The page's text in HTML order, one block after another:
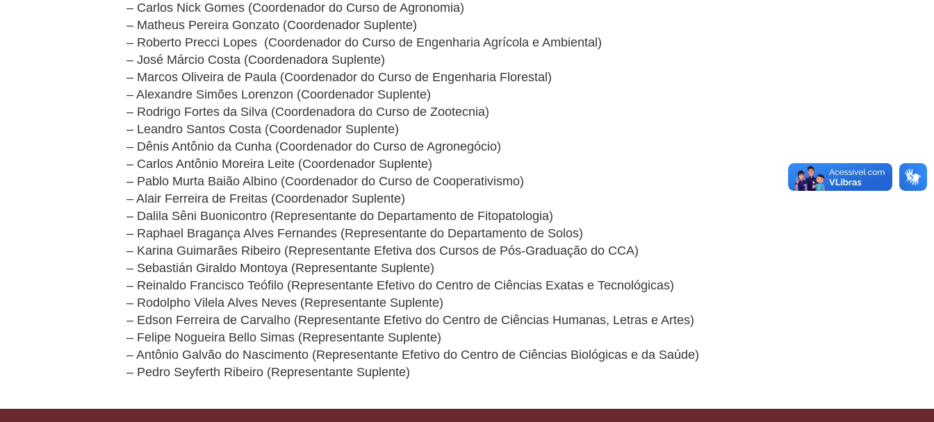
– Carlos Nick Gomes (Coordenador do Curso de Agronomia)
– Matheus Pereira Gonzato (Coordenador Suplente)
– Roberto Precci Lopes (Coordenador do Curso de Engenharia Agrícola e Ambiental)
– José Márcio Costa (Coordenadora Suplente)
– Marcos Oliveira de Paula (Coordenador do Curso de Engenharia Florestal)
– Alexandre Simões Lorenzon (Coordenador Suplente)
– Rodrigo Fortes da Silva (Coordenadora do Curso de Zootecnia)
– Leandro Santos Costa (Coordenador Suplente)
– Dênis Antônio da Cunha (Coordenador do Curso de Agronegócio)
– Carlos Antônio Moreira Leite (Coordenador Suplente)
– Pablo Murta Baião Albino (Coordenador do Curso de Cooperativismo)
– Alair Ferreira de Freitas (Coordenador Suplente)
– Dalila Sêni Buonicontro (Representante do Departamento de Fitopatologia)
– Raphael Bragança Alves Fernandes (Representante do Departamento de Solos)
– Karina Guimarães Ribeiro (Representante Efetiva dos Cursos de Pós-Graduação do CCA)
– Sebastián Giraldo Montoya (Representante Suplente)
– Reinaldo Francisco Teófilo (Representante Efetivo do Centro de Ciências Exatas e Tecnológicas)
– Rodolpho Vilela Alves Neves (Representante Suplente)
– Edson Ferreira de Carvalho (Representante Efetivo do Centro de Ciências Humanas, Letras e Artes)
– Felipe Nogueira Bello Simas (Representante Suplente)
– Antônio Galvão do Nascimento (Representante Efetivo do Centro de Ciências Biológicas e da Saúde)
– Pedro Seyferth Ribeiro (Representante Suplente)